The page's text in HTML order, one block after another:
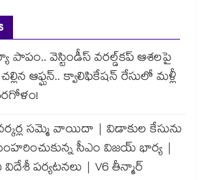
పాపం.. వెస్టిండీస్ వరల్డ్‌కప్ ఆశలపై
చల్లిన ఆఫ్ఘన్.. క్వాలిఫికేషన్ రేసులో మళ్లీ
సమ్మె వాయిదా | విడాకుల కేసును
సీఎం విజయ్ భార్య |
పర్యటనలు | V6 తీన్మార్